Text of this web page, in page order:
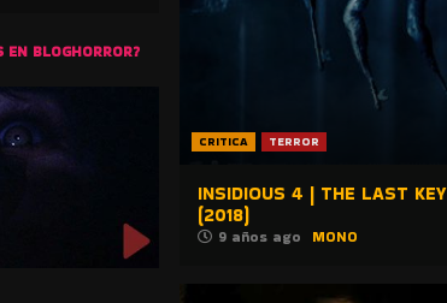
CRITICA TERROR
INSIDIOUS 4 | THE LAST KEY
(2018)
9 años ago MONO
EN BLOGHORROR?